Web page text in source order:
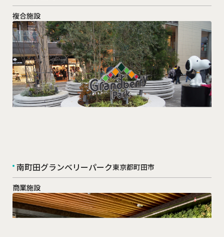
複合施設
南町田グランベリーパーク東京都町田市
商業施設